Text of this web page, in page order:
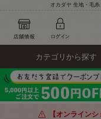
オカダヤ 生地・毛
カテゴリから探す
【オンライン